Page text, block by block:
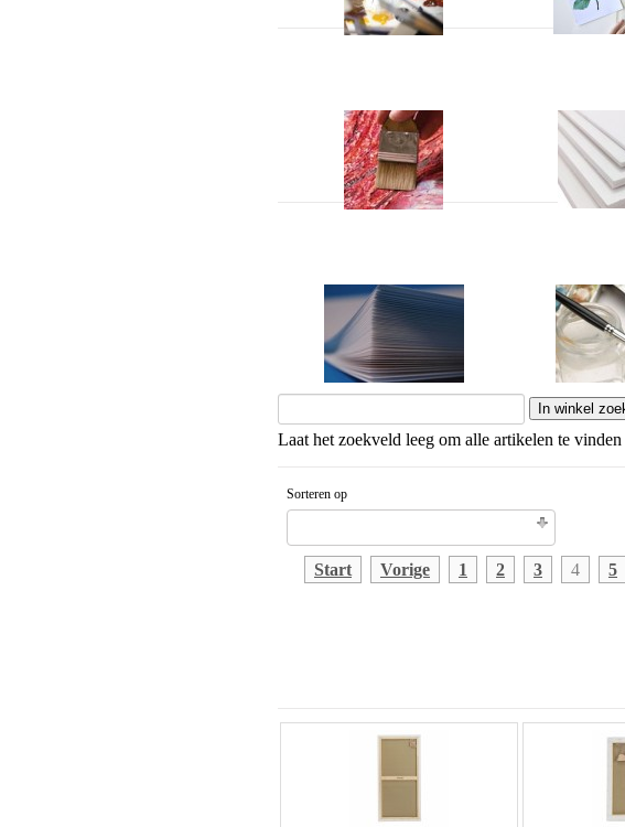
Laat het zoekveld leeg om alle artikelen te
Sorteren op
Start Vorige 1 2 3 4 5